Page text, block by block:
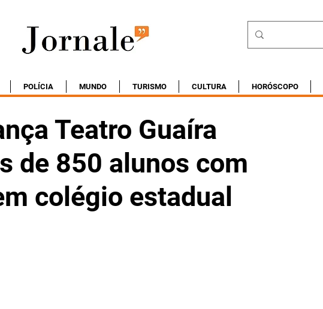
POLÍCIA MUNDO TURISMO CULTURA HORÓSCOPO
Teatro Guaíra
de 850 alunos com
colégio estadual